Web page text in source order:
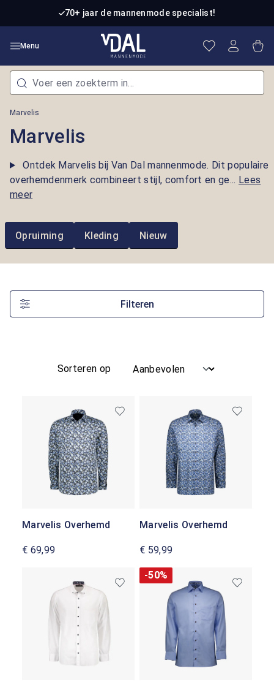
Ga naar de hoofdinhoud70+ jaar de mannenmode specialist!
Menu Je hebt 0
Marvelis
Marvelis
Ontdek Marvelis bij Van Dal mannenmode. Dit populaire
overhemdenmerk combineert stijl, comfort en ge... Lees
meer
Opruiming Kleding Nieuw
Filteren
Sorteren op
Marvelis Overhemd
€ 69,99
Marvelis Overhemd
€ 59,99
-50%